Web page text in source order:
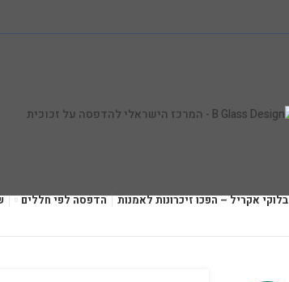
בלוקי אקריל – הפכו זיכרונות לאמנות הדפסה לפי חללים